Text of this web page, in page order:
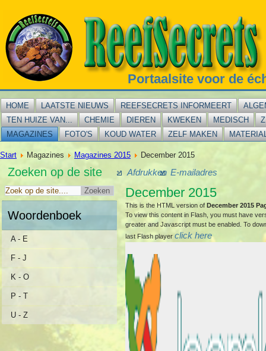
Portaalsite voor de
HOME LAATSTE NIEUWS REEFSECRETS INFORMEERT
TEN HUIZE VAN...
CHEMIE DIEREN KWEKEN MEDISCH
MAGAZINES
FOTO'S KOUD WATER ZELF MAKEN
Start Magazines Magazines 2015 December 2015
Zoeken op de site
Woordenboek
A - E
F - J
K - O
P - T
U - Z
Afdrukken E-mailadres
December 2015
This is the HTML version of December 2015
To view this content in Flash, you must have
greater and Javascript must be enabled. To
last Flash player click here